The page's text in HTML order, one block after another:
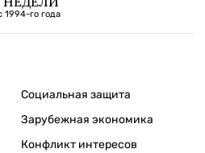
1994-го года
Социальная защита
Зарубежная экономика
Конфликт интересов